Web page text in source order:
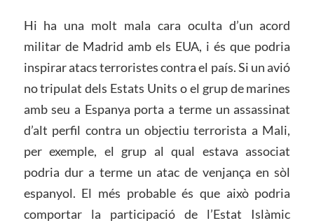
Hi ha una molt mala cara oculta d’un acord
militar de Madrid amb els EUA, i és que podria
inspirar atacs terroristes contra el país. Si un avió
no tripulat dels Estats Units o el grup de marines
amb seu a Espanya porta a terme un assassinat
d’alt perfil contra un objectiu terrorista a Mali,
per exemple, el grup al qual estava associat
podria dur a terme un atac de venjança en sòl
espanyol. El més probable és que això podria
comportar la participació de l’Estat Islàmic